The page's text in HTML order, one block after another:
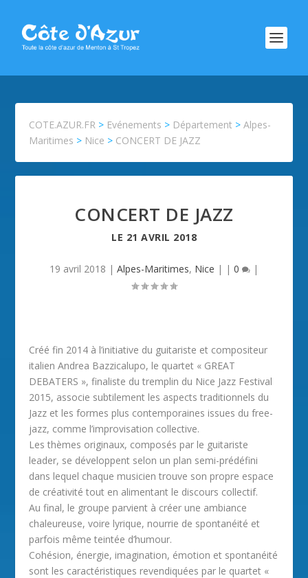
COTE.AZUR.FR > Evénements > Département >Alpes-
Maritimes > Nice > CONCERT DE JAZZ
CONCERT DE JAZZ
LE 21 AVRIL 2018
19 avril 2018 | Alpes-Maritimes, Nice | | 0 |
Créé fin 2014 à l’initiative du guitariste et compositeur
italien Andrea Bazzicalupo, le quartet « GREAT
DEBATERS », finaliste du tremplin du Nice Jazz Festival
2015, associe subtilement les aspects traditionnels du
Jazz et les formes plus contemporaines issues du free-
jazz, comme l’improvisation collective.
Les thèmes originaux, composés par le guitariste
leader, se développent selon un plan semi-prédéfini
dans lequel chaque musicien trouve son propre espace
de créativité tout en alimentant le discours collectif.
Au final, le groupe parvient à créer une ambiance
chaleureuse, voire lyrique, nourrie de spontanéité et
parfois même teintée d’humour.
Cohésion, énergie, imagination, émotion et spontanéité
sont les caractéristiques revendiquées par le quartet «